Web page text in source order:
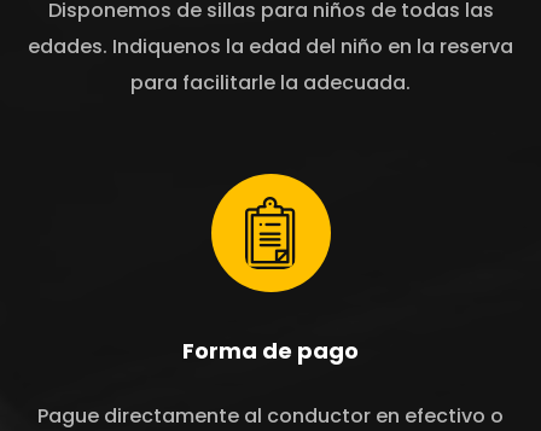
Disponemos de sillas para niños de todas las
edades. Indiquenos la edad del niño en la reserva
para facilitarle la adecuada.
Forma de pago
Pague directamente al conductor en efectivo o